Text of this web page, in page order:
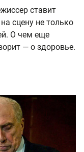
ставит
сцену не только
О чем еще
— о здоровье.